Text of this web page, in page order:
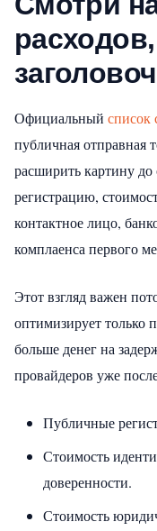
Официальный список
публичная отправная
расширить картину
регистрацию,
контактное лицо,
комплаенса первого
Этот взгляд важен
оптимизирует только
больше денег на
провайдеров уже
Публичные
Стоимость
доверенности.
Стоимость